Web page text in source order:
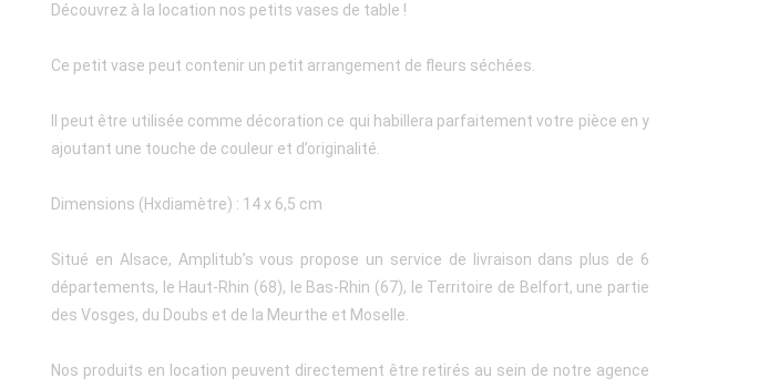
Découvrez à la location nos petits vases de table !
Ce petit vase peut contenir un petit arrangement de fleurs séchées.
Il peut être utilisée comme décoration ce qui habillera parfaitement votre pièce en y
ajoutant une touche de couleur et d’originalité.
Dimensions (Hxdiamètre) : 14 x 6,5 cm
Situé en Alsace, Amplitub’s vous propose un service de livraison dans plus de 6
départements, le Haut-Rhin (68), le Bas-Rhin (67), le Territoire de Belfort, une partie
des Vosges, du Doubs et de la Meurthe et Moselle.
Nos produits en location peuvent directement être retirés au sein de notre agence